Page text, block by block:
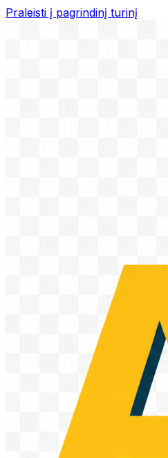
Praleisti į pagrindinį turinį